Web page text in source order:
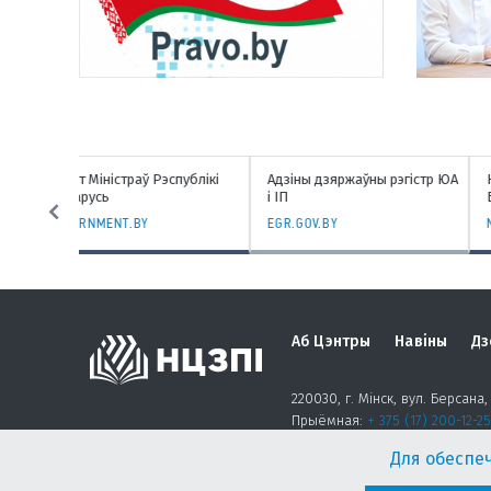
Адзіны дзяржаўны рэгістр ЮА
і ІП
EGR.GOV.BY
Нацыянальны банк
NBRB.BY
Аб Цэнтры Навіны
220030, г. Мінск, вул. Берсана,
Прыёмная: + 375 (17) 200-12-25
Для